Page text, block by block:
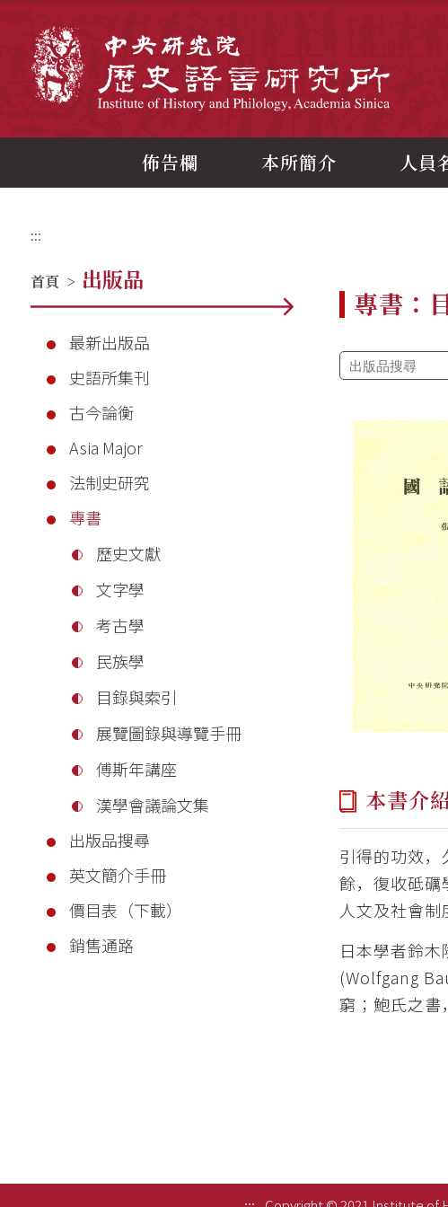
佈告欄 本所簡介 人員
:::
首頁 > 出版品
最新出版品
史語所集刊
古今論衡
Asia Major
法制史研究
專書
歷史文獻
文字學
考古學
民族學
目錄與索引
展覽圖錄與導覽手冊
傅斯年講座
漢學會議論文集
出版品搜尋
英文簡介手冊
價目表（下載）
銷售通路
專書：
本書介
引得的功效
餘，復收砥
人文及社會制
日本學者鈴
(Wolfgang
窮；鮑氏之書